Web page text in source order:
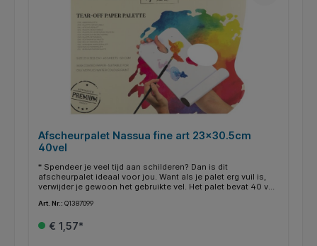
Afscheurpalet Nassua fine art 23x30.5cm
40vel
* Spendeer je veel tijd aan schilderen? Dan is dit
afscheurpalet ideaal voor jou. Want als je palet erg vuil is,
verwijder je gewoon het gebruikte vel. Het palet bevat 40 vel
olie-, acryl-, aquarel- en plakkaatverf. Afmetingen:
Art. Nr.: Q1387099
€ 1,57*